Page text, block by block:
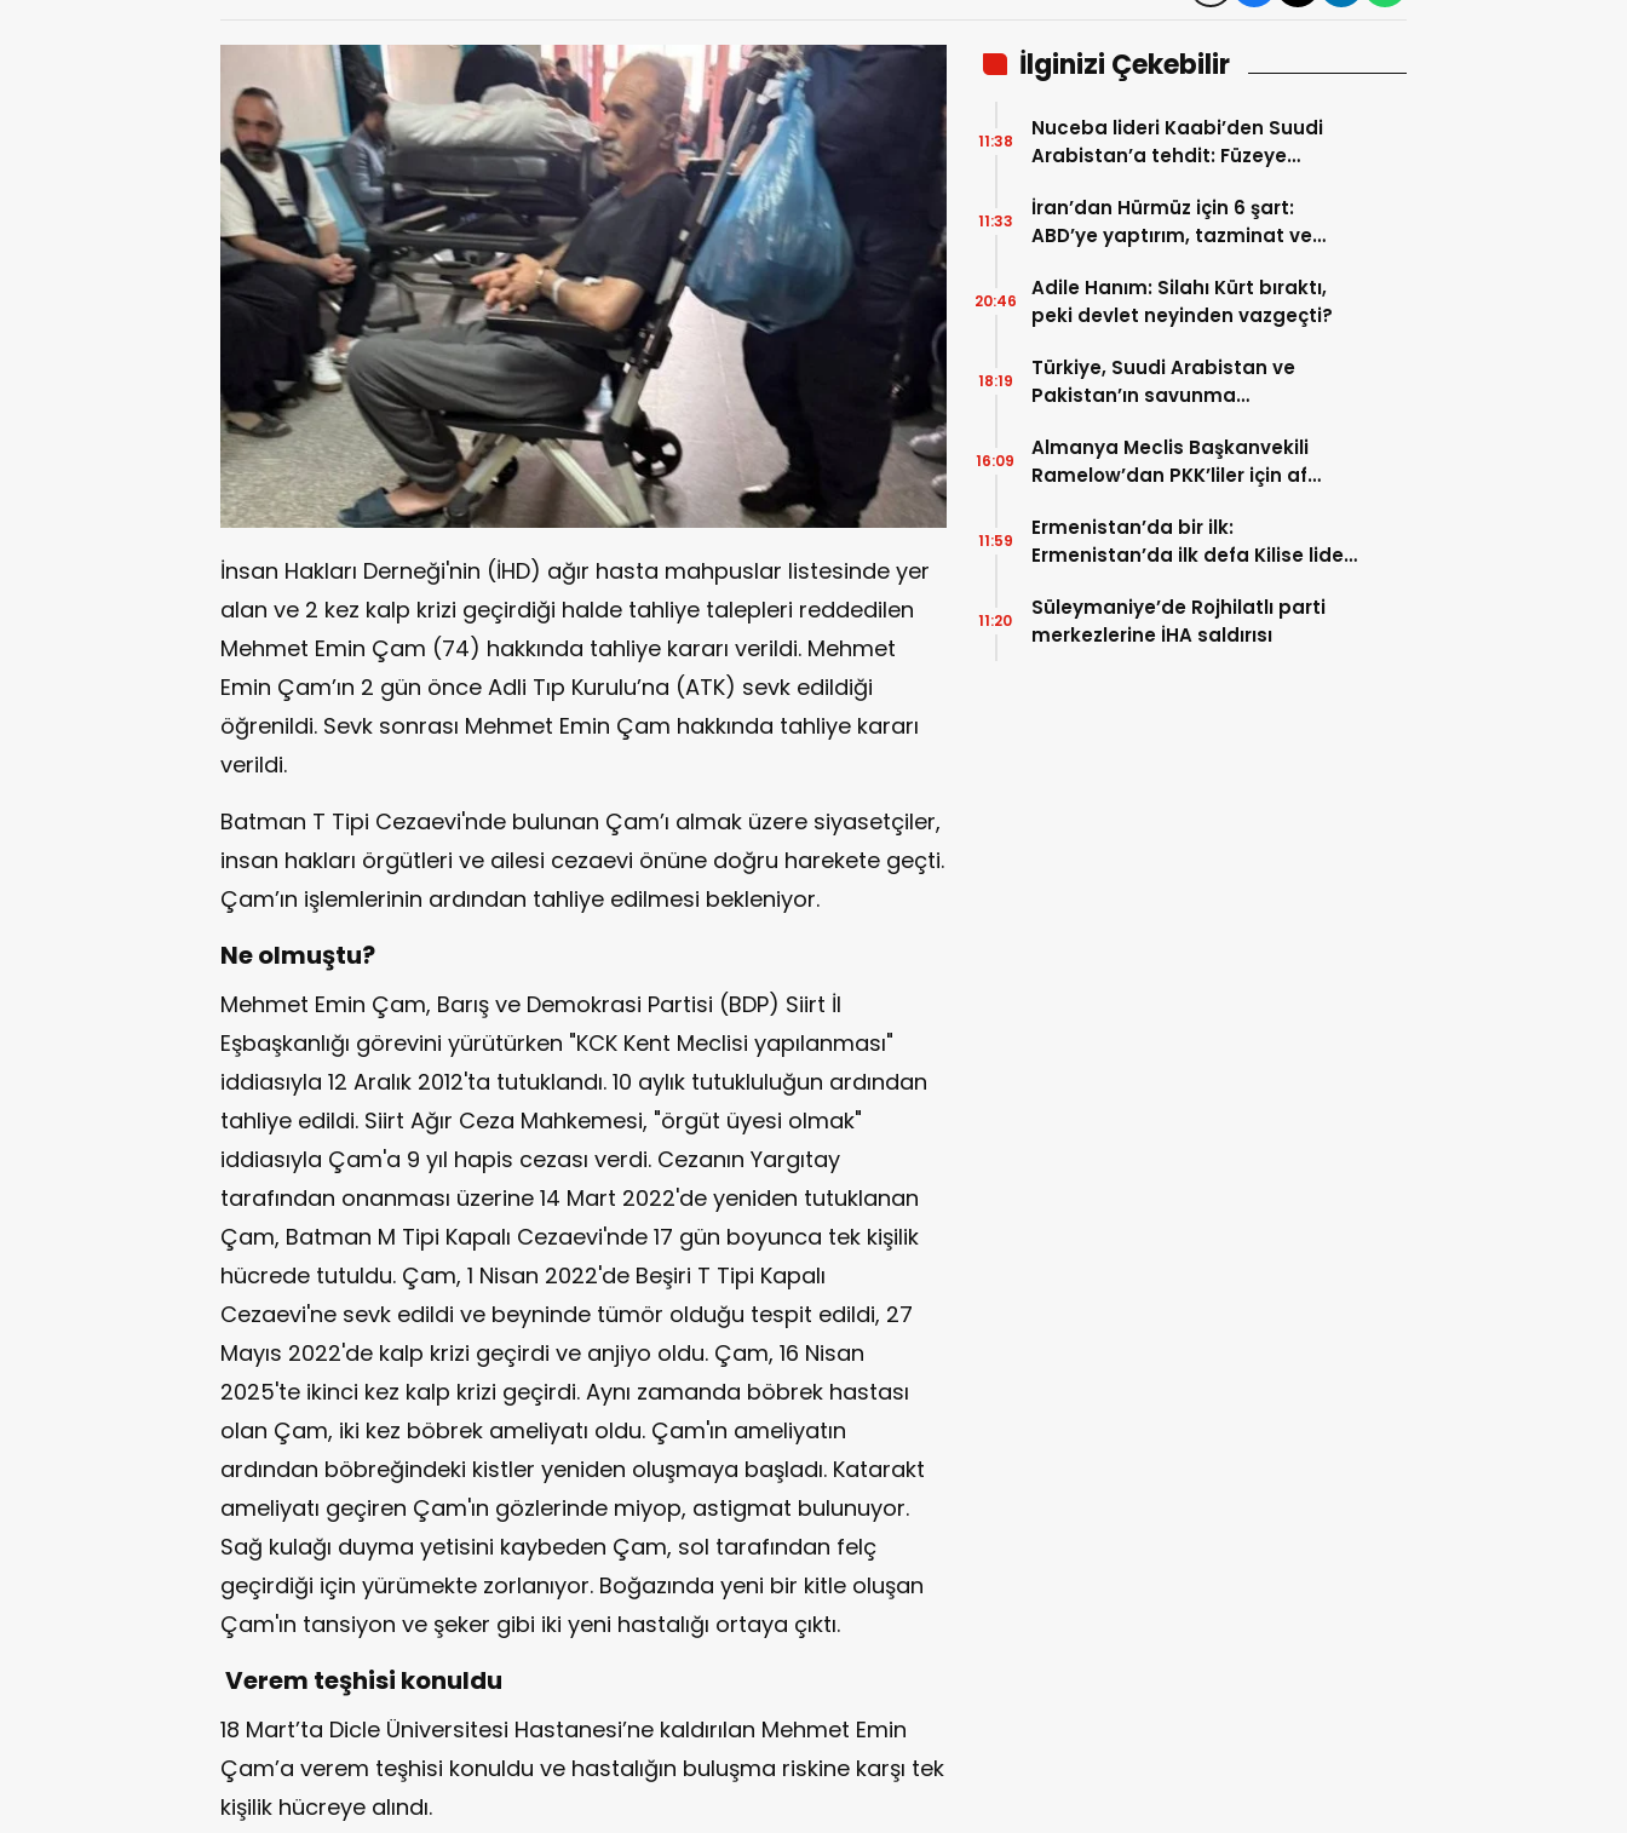
İnsan Hakları Derneği'nin (İHD) ağır hasta mahpuslar listesinde yer
alan ve 2 kez kalp krizi geçirdiği halde tahliye talepleri reddedilen
Mehmet Emin Çam (74) hakkında tahliye kararı verildi. Mehmet
Emin Çam’ın 2 gün önce Adli Tıp Kurulu’na (ATK) sevk edildiği
öğrenildi. Sevk sonrası Mehmet Emin Çam hakkında tahliye kararı
verildi.
Batman T Tipi Cezaevi'nde bulunan Çam’ı almak üzere siyasetçiler,
insan hakları örgütleri ve ailesi cezaevi önüne doğru harekete geçti.
Çam’ın işlemlerinin ardından tahliye edilmesi bekleniyor.
Ne olmuştu?
Mehmet Emin Çam, Barış ve Demokrasi Partisi (BDP) Siirt İl
Eşbaşkanlığı görevini yürütürken "KCK Kent Meclisi yapılanması"
iddiasıyla 12 Aralık 2012'ta tutuklandı. 10 aylık tutukluluğun ardından
tahliye edildi. Siirt Ağır Ceza Mahkemesi, "örgüt üyesi olmak"
iddiasıyla Çam'a 9 yıl hapis cezası verdi. Cezanın Yargıtay
tarafından onanması üzerine 14 Mart 2022'de yeniden tutuklanan
Çam, Batman M Tipi Kapalı Cezaevi'nde 17 gün boyunca tek kişilik
hücrede tutuldu. Çam, 1 Nisan 2022'de Beşiri T Tipi Kapalı
Cezaevi'ne sevk edildi ve beyninde tümör olduğu tespit edildi, 27
Mayıs 2022'de kalp krizi geçirdi ve anjiyo oldu. Çam, 16 Nisan
2025'te ikinci kez kalp krizi geçirdi. Aynı zamanda böbrek hastası
olan Çam, iki kez böbrek ameliyatı oldu. Çam'ın ameliyatın
ardından böbreğindeki kistler yeniden oluşmaya başladı. Katarakt
ameliyatı geçiren Çam'ın gözlerinde miyop, astigmat bulunuyor.
Sağ kulağı duyma yetisini kaybeden Çam, sol tarafından felç
geçirdiği için yürümekte zorlanıyor. Boğazında yeni bir kitle oluşan
Çam'ın tansiyon ve şeker gibi iki yeni hastalığı ortaya çıktı.
Verem teşhisi konuldu
18 Mart’ta Dicle Üniversitesi Hastanesi’ne kaldırılan Mehmet Emin
Çam’a verem teşhisi konuldu ve hastalığın buluşma riskine karşı tek
kişilik hücreye alındı.
İlginizi Çekebilir
Nuceba lideri Kaabi’den Suudi
Arabistan’a tehdit: Füzeye
11:38
İran’dan Hürmüz için 6 şart:
ABD’ye yaptırım, tazminat ve
11:33
Adile Hanım: Silahı Kürt bıraktı,
peki devlet neyinden vazgeçti?
20:46
Türkiye, Suudi Arabistan ve
Pakistan’ın savunma
18:19
Almanya Meclis Başkanvekili
Ramelow’dan PKK’liler için af
16:09
Ermenistan’da bir ilk:
Ermenistan’da ilk defa Kilise lideri
11:59
Süleymaniye’de Rojhilatlı parti
merkezlerine İHA saldırısı
11:20